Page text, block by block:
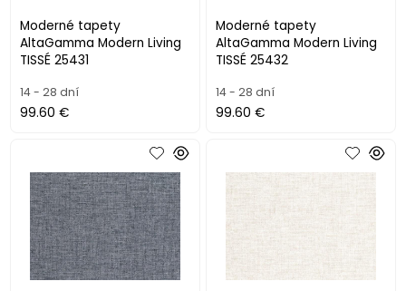
Moderné tapety
AltaGamma Modern Living
TISSÉ 25431
14 - 28 dní
99.60 €
Moderné tapety
AltaGamma Modern Living
TISSÉ 25432
14 - 28 dní
99.60 €